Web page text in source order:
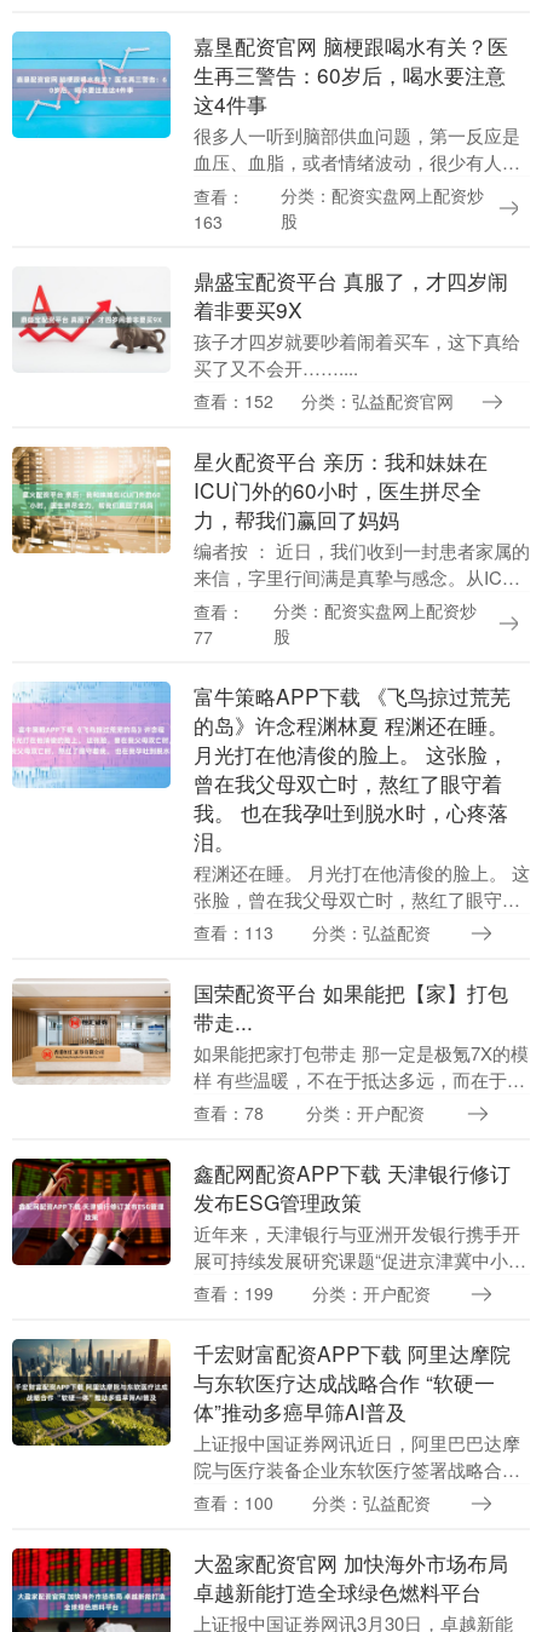
就有190万....
嘉垦配资官网 脑梗跟喝水有关？医
生再三警告：60岁后，喝水要注意
这4件事
很多人一听到脑部供血问题，第一反应是
血压、血脂，或者情绪波动，很少有人会
把“喝水”当回事。尤其是上了年纪之后，
有些人反而刻意少喝水，怕起夜、怕麻
查看：
163
分类：配资实盘网上配资炒
股
鼎盛宝配资平台 真服了，才四岁闹
着非要买9X
孩子才四岁就要吵着闹着买车，这下真给
买了又不会开……....
查看：152 分类：弘益配资官网
星火配资平台 亲历：我和妹妹在
ICU门外的60小时，医生拼尽全
力，帮我们赢回了妈妈
编者按 ： 近日，我们收到一封患者家属的
来信，字里行间满是真挚与感念。从ICU
里的日夜坚守，到医护人员与死神赛跑的
每一刻，家属用细腻笔触，记录下生死边
查看：
77
分类：配资实盘网上配资炒
股
富牛策略APP下载 《飞鸟掠过荒芜
的岛》许念程渊林夏 程渊还在睡。
月光打在他清俊的脸上。 这张脸，
曾在我父母双亡时，熬红了眼守着
我。 也在我孕吐到脱水时，心疼落
泪。
程渊还在睡。 月光打在他清俊的脸上。 这
张脸，曾在我父母双亡时，熬红了眼守着
我。 也在我孕吐到脱水时，心疼落泪。 他
人，我会....
查看：113 分类：弘益配资
国荣配资平台 如果能把【家】打包
带走...
如果能把家打包带走 那一定是极氪7X的模
样 有些温暖，不在于抵达多远，而在于全
家始终并肩。 于是，我把孩子的欢笑、星
查看：78 分类：开户配资
鑫配网配资APP下载 天津银行修订
发布ESG管理政策
近年来，天津银行与亚洲开发银行携手开
展可持续发展研究课题“促进京津冀中小银
行应对气候变化的研究”，共同探索应对气
津银行与亚行....
查看：199 分类：开户配资
千宏财富配资APP下载 阿里达摩院
与东软医疗达成战略合作 “软硬一
体”推动多癌早筛AI普及
上证报中国证券网讯近日，阿里巴巴达摩
院与医疗装备企业东软医疗签署战略合作
协议。双方将依托东软医疗的先进CT设备
系，深度融合达....
查看：100 分类：弘益配资
大盈家配资官网 加快海外市场布局
卓越新能打造全球绿色燃料平台
上证报中国证券网讯3月30日，卓越新能